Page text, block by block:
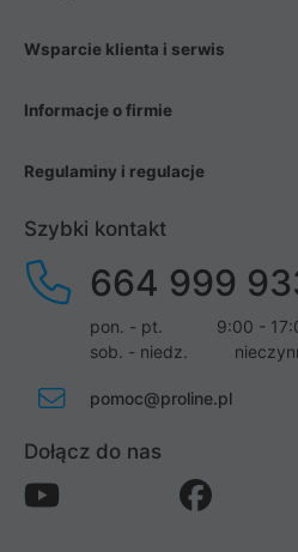
Wsparcie klienta i serwis
Informacje o firmie
Regulaminy i regulacje
Szybki kontakt
664 999
pon. - pt.
9:00 -
sob. - niedz.
pomoc@proline.pl
Dołącz do nas